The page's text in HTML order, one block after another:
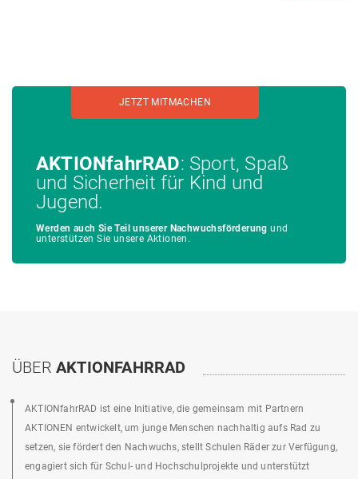
AKTIONfahrRAD: Sport, Spaß
und Sicherheit für Kind und
Jugend.
Werden auch Sie Teil unserer Nachwuchsförderung und
unterstützen Sie unsere Aktionen.
JETZT MITMACHEN
ÜBER AKTIONFAHRRAD
AKTIONfahrRAD ist eine Initiative, die gemeinsam mit Partnern
AKTIONEN entwickelt, um junge Menschen nachhaltig aufs Rad zu
setzen, sie fördert den Nachwuchs, stellt Schulen Räder zur Verfügung,
engagiert sich für Schul- und Hochschulprojekte und unterstützt